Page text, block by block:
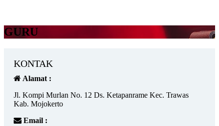
GURU
KONTAK
Alamat :
Jl. Kompi Murlan No. 12 Ds. Ketapanrame Kec. Trawas
Kab. Mojokerto
Email :